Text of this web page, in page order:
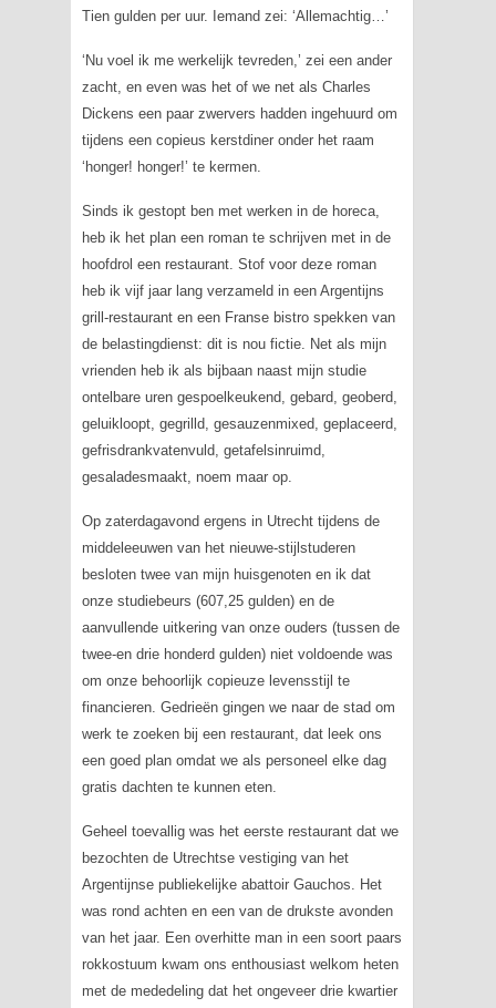
Tien gulden per uur. Iemand zei: ‘Allemachtig…’
‘Nu voel ik me werkelijk tevreden,’ zei een ander
zacht, en even was het of we net als Charles
Dickens een paar zwervers hadden ingehuurd om
tijdens een copieus kerstdiner onder het raam
‘honger! honger!’ te kermen.
Sinds ik gestopt ben met werken in de horeca,
heb ik het plan een roman te schrijven met in de
hoofdrol een restaurant. Stof voor deze roman
heb ik vijf jaar lang verzameld in een Argentijns
grill-restaurant en een Franse bistro spekken van
de belastingdienst: dit is nou fictie. Net als mijn
vrienden heb ik als bijbaan naast mijn studie
ontelbare uren gespoelkeukend, gebard, geoberd,
geluikloopt, gegrilld, gesauzenmixed, geplaceerd,
gefrisdrankvatenvuld, getafelsinruimd,
gesaladesmaakt, noem maar op.
Op zaterdagavond ergens in Utrecht tijdens de
middeleeuwen van het nieuwe-stijlstuderen
besloten twee van mijn huisgenoten en ik dat
onze studiebeurs (607,25 gulden) en de
aanvullende uitkering van onze ouders (tussen de
twee-en drie honderd gulden) niet voldoende was
om onze behoorlijk copieuze levensstijl te
financieren. Gedrieën gingen we naar de stad om
werk te zoeken bij een restaurant, dat leek ons
een goed plan omdat we als personeel elke dag
gratis dachten te kunnen eten.
Geheel toevallig was het eerste restaurant dat we
bezochten de Utrechtse vestiging van het
Argentijnse publiekelijke abattoir Gauchos. Het
was rond achten en een van de drukste avonden
van het jaar. Een overhitte man in een soort paars
rokkostuum kwam ons enthousiast welkom heten
met de mededeling dat het ongeveer drie kwartier